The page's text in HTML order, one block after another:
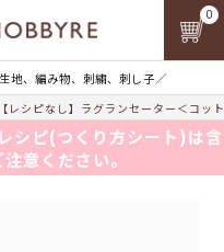
地、編み物、刺繍、刺し子／
0
【レシピなし】ラグランセーター＜コッ
シピ(つくり方シート)は含
意ください。